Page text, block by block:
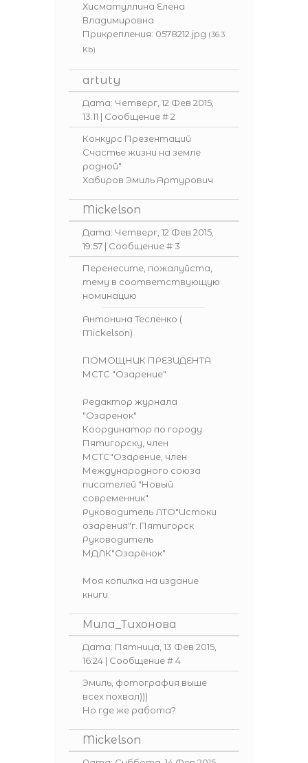
Хисматуллина Елена
Владимировна
Прикрепления: 0578212.jpg (36.3
Kb)
artuty
Дата: Четверг, 12 Фев 2015,
13:11 | Сообщение #2
Конкурс Презентаций
Счастье жизни на земле
родной"
Хабиров Эмиль Артурович
Mickelson
Дата: Четверг, 12 Фев 2015,
19:57 | Сообщение #3
Перенесите, пожалуйста,
тему в соответствующую
номинацию
Антонина Тесленко (
Mickelson)
ПОМОЩНИК ПРЕЗИДЕНТА
МСТС "Озарение"
Редактор журнала
"Озаренок"
Координатор по городу
Пятигорску, член
МСТС"Озарение, член
Международного союза
писателей "Новый
современник"
Руководитель ЛТО"Истоки
озарения"г. Пятигорск
Руководитель
МДЛК"Озарёнок"
Моя копилка на издание
книги.
Мила_Тихонова
Дата: Пятница, 13 Фев 2015,
16:24 | Сообщение #4
Эмиль, фотография выше
всех похвал)))
Но где же работа?
Mickelson